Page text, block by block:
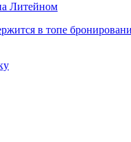
Литейном